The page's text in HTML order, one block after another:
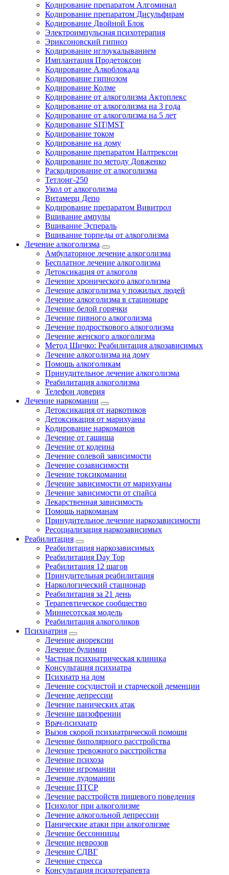
Кодирование препаратом Алгоминал
Кодирование препаратом Дисульфирам
Кодирование Двойной Блок
Электроимпульсная психотерапия
Эриксоновский гипноз
Кодирование иглоукалыванием
Имплантация Продетоксон
Кодирование Алкоблокада
Кодирование гипнозом
Кодирование Колме
Кодирование от алкоголизма Актоплекс
Кодирование от алкоголизма на 3 года
Кодирование от алкоголизма на 5 лет
Кодирование SIT|MST
Кодирование током
Кодирование на дому
Кодирование препаратом Налтрексон
Кодирование по методу Довженко
Раскодирование от алкоголизма
Тетлонг-250
Укол от алкоголизма
Витамерц Депо
Кодирование препаратом Вивитрол
Вшивание ампулы
Вшивание Эспераль
Вшивание торпеды от алкоголизма
Лечение алкоголизма
Амбулаторное лечение алкоголизма
Бесплатное лечение алкоголизма
Детоксикация от алкоголя
Лечение хронического алкоголизма
Лечение алкоголизма у пожилых людей
Лечение алкоголизма в стационаре
Лечение белой горячки
Лечение пивного алкоголизма
Лечение подросткового алкоголизма
Лечение женского алкоголизма
Метод Шичко: Реабилитация алкозависимых
Лечение алкоголизма на дому
Помощь алкоголикам
Принудительное лечение алкоголизма
Реабилитация алкоголизма
Телефон доверия
Лечение наркомании
Детоксикация от наркотиков
Детоксикация от марихуаны
Кодирование наркоманов
Лечение от гашиша
Лечение от кодеина
Лечение солевой зависимости
Лечение созависимости
Лечение токсикомании
Лечение зависимости от марихуаны
Лечение зависимости от спайса
Лекарственная зависимость
Помощь наркоманам
Принудительное лечение наркозависимости
Ресоциализация наркозависимых
Реабилитация
Реабилитация наркозависимых
Реабилитация Day Top
Реабилитация 12 шагов
Принудительная реабилитация
Наркологический стационар
Реабилитация за 21 день
Терапевтическое сообщество
Миннесотская модель
Реабилитация алкоголиков
Психиатрия
Лечение анорексии
Лечение булимии
Частная психиатрическая клиника
Консультация психиатра
Психиатр на дом
Лечение сосудистой и старческой деменции
Лечение депрессии
Лечение панических атак
Лечение шизофрении
Врач-психиатр
Вызов скорой психиатрической помощи
Лечение биполярного расстройства
Лечение тревожного расстройства
Лечение психоза
Лечение игромании
Лечение лудомании
Лечение ПТСР
Лечение расстройств пищевого поведения
Психолог при алкоголизме
Лечение алкогольной депрессии
Панические атаки при алкоголизме
Лечение бессонницы
Лечение неврозов
Лечение СДВГ
Лечение стресса
Консультация психотерапевта